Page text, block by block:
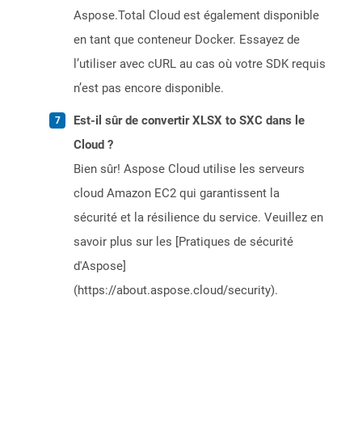
Aspose.Total Cloud est également disponible
en tant que conteneur Docker. Essayez de
l’utiliser avec cURL au cas où votre SDK requis
n’est pas encore disponible.
Est-il sûr de convertir XLSX to SXC dans le
Cloud ?
Bien sûr! Aspose Cloud utilise les serveurs
cloud Amazon EC2 qui garantissent la
sécurité et la résilience du service. Veuillez en
savoir plus sur les [Pratiques de sécurité
d'Aspose]
(https://about.aspose.cloud/security).